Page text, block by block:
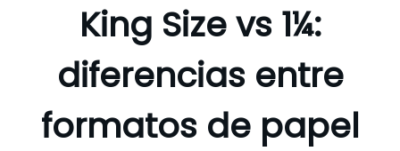
King Size vs 1¼:
diferencias entre
formatos de papel